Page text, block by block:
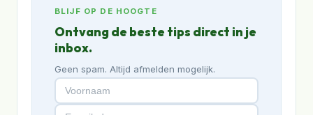
BLIJF OP DE HOOGTE
Ontvang de beste tips direct in je
inbox.
Geen spam. Altijd afmelden mogelijk.